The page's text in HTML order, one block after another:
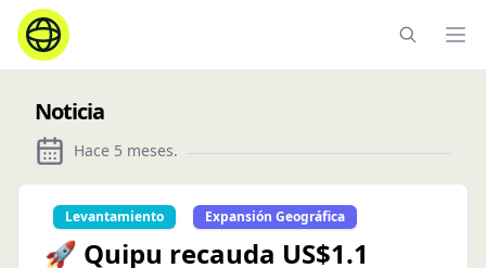
Noticia
Hace 5 meses.
Levantamiento Expansión Geográfica
🚀 Quipu recauda US$1.1